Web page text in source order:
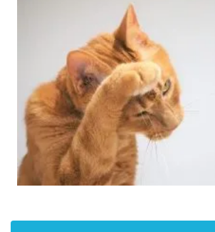
この記事の監修獣医師